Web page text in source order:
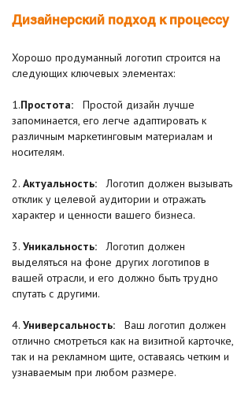
Дизайнерский подход к процессу
Хорошо продуманный логотип строится на
следующих ключевых элементах:
1.Простота: Простой дизайн лучше
запоминается, его легче адаптировать к
различным маркетинговым материалам и
носителям.
2. Актуальность: Логотип должен вызывать
отклик у целевой аудитории и отражать
характер и ценности вашего бизнеса.
3. Уникальность: Логотип должен
выделяться на фоне других логотипов в
вашей отрасли, и его должно быть трудно
спутать с другими.
4. Универсальность: Ваш логотип должен
отлично смотреться как на визитной карточке,
так и на рекламном щите, оставаясь четким и
узнаваемым при любом размере.